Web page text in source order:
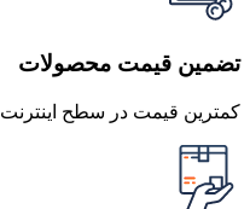
تضمین قیمت محصولات
کمترین قیمت در سطح اینترنت